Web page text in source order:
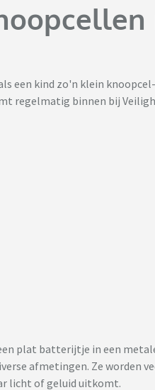
een kind zo'n klein
regelmatig binnen bij
plat batterijtje in een
afmetingen. Ze worden
licht of geluid uitkomt.